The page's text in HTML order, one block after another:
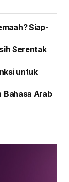
Siap-
Serentak
untuk
Bahasa Arab